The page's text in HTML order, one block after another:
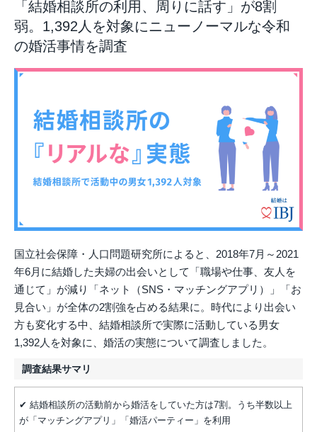
「結婚相談所の利用、周りに話す」が8割
弱。1,392人を対象にニューノーマルな令和
の婚活事情を調査
国立社会保障・人口問題研究所によると、2018年7月～2021
年6月に結婚した夫婦の出会いとして「職場や仕事、友人を
通じて」が減り「ネット（SNS・マッチングアプリ）」「お
見合い」が全体の2割強を占める結果に。時代により出会い
方も変化する中、結婚相談所で実際に活動している男女
1,392人を対象に、婚活の実態について調査しました。
調査結果サマリ
✔ 結婚相談所の活動前から婚活をしていた方は7割。うち半数以上
が「マッチングアプリ」「婚活パーティー」を利用